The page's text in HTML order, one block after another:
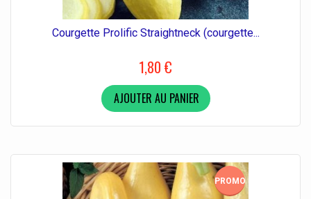
Courgette Prolific Straightneck (courgette...
1,80 €
AJOUTER AU PANIER
PROMO!